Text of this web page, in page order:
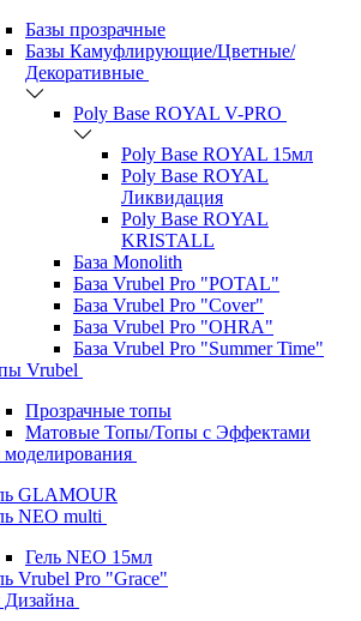
Базы прозрачные
Базы Камуфлирующие/Цветные/
Декоративные
Poly Base ROYAL V-PRO
Poly Base ROYAL 15мл
Poly Base ROYAL
Ликвидация
Poly Base ROYAL
KRISTALL
База Monolith
База Vrubel Pro "POTAL"
База Vrubel Pro "Сover"
База Vrubel Pro "OHRA"
База Vrubel Pro "Summer Time"
Vrubel
Прозрачные топы
Матовые Топы/Топы с Эффектами
моделирования
GLAMOUR
NEO multi
Гель NEO 15мл
Vrubel Pro "Grace"
Дизайна